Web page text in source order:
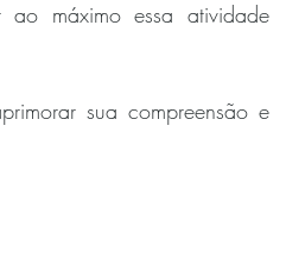
ao máximo essa atividade
sua compreensão e